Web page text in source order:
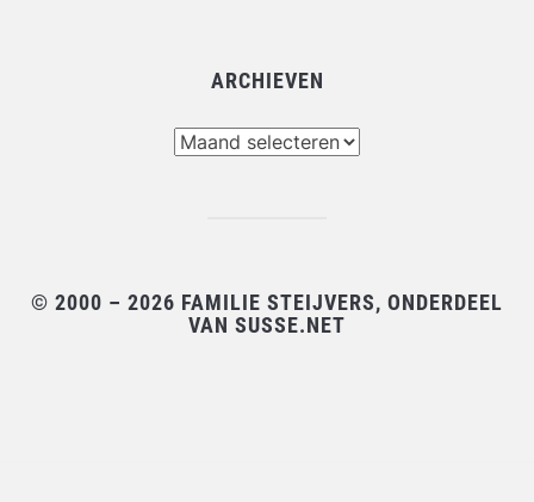
ARCHIEVEN
© 2000 – 2026 FAMILIE STEIJVERS, ONDERDEEL
VAN SUSSE.NET